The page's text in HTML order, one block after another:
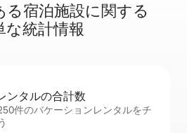
宿⁠泊⁠施⁠設⁠に関⁠す⁠る
な統⁠計⁠情⁠報
ン⁠タ⁠ル⁠の合⁠計⁠数
件のバケーションレンタルをチ